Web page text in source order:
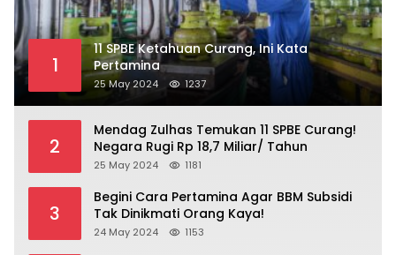
1
11 SPBE Ketahuan Curang, Ini Kata
Pertamina
25 May 2024 1237
2
Mendag Zulhas Temukan 11 SPBE Curang!
Negara Rugi Rp 18,7 Miliar/ Tahun
25 May 2024 1181
3
Begini Cara Pertamina Agar BBM Subsidi
Tak Dinikmati Orang Kaya!
24 May 2024 1153